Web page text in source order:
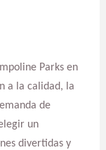
Parks en
a la calidad, la
de
un
divertidas y